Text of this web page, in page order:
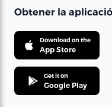
Obtener la
Download on the
App Store
Get it on
Google Play